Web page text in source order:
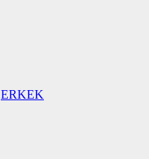
ERKEK